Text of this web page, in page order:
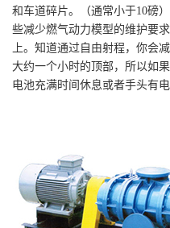
和车道碎片。（通常小于10磅
些减少燃气动力模型的维护要
上。知道通过自由射程，你会
大约一个小时的顶部，所以如
电池充满时间休息或者手头有电